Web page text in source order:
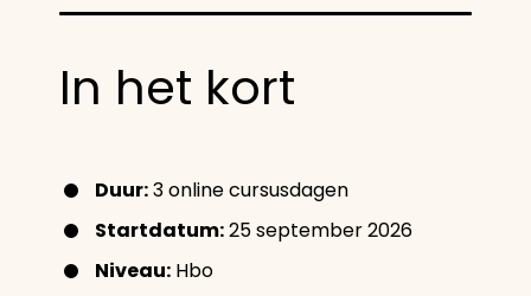
In het kort
Duur:3 online cursusdagen
Startdatum:25 september 2026
Niveau: Hbo